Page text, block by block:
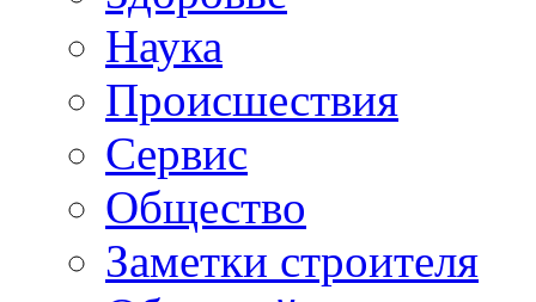
Наука
Происшествия
Сервис
Общество
Заметки строителя